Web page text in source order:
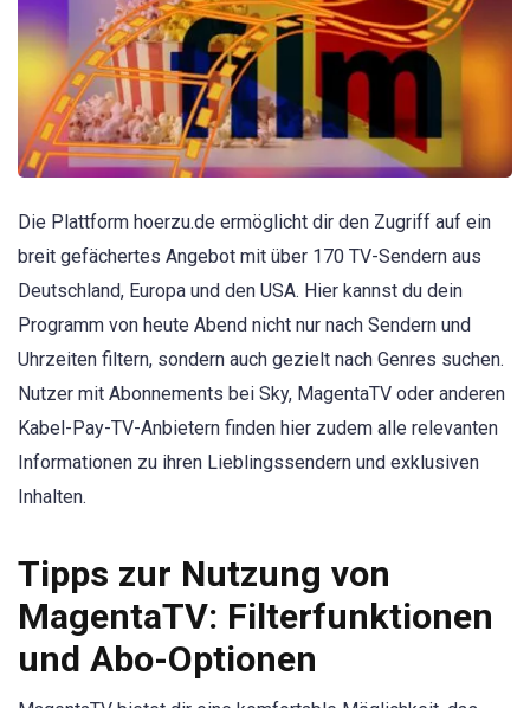
Die Plattform hoerzu.de ermöglicht dir den Zugriff auf ein
breit gefächertes Angebot mit über 170 TV-Sendern aus
Deutschland, Europa und den USA. Hier kannst du dein
Programm von heute Abend nicht nur nach Sendern und
Uhrzeiten filtern, sondern auch gezielt nach Genres suchen.
Nutzer mit Abonnements bei Sky, MagentaTV oder anderen
Kabel-Pay-TV-Anbietern finden hier zudem alle relevanten
Informationen zu ihren Lieblingssendern und exklusiven
Inhalten.
Tipps zur Nutzung von
MagentaTV: Filterfunktionen
und Abo-Optionen